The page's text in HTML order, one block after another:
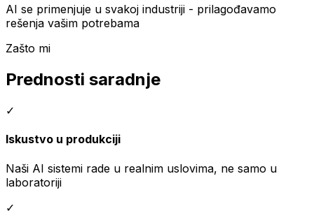
AI se primenjuje u svakoj industriji - prilagođavamo
rešenja vašim potrebama
Zašto mi
Prednosti saradnje
✓
Iskustvo u produkciji
Naši AI sistemi rade u realnim uslovima, ne samo u
laboratoriji
✓